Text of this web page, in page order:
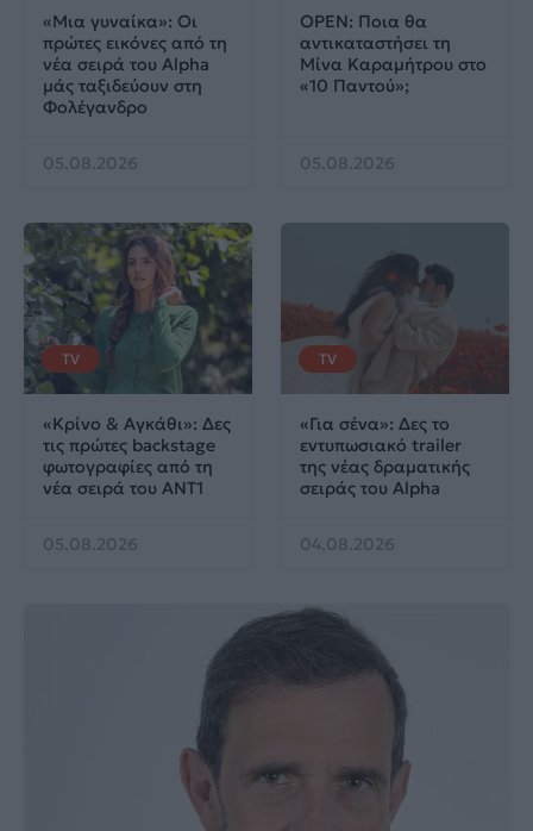
«Μια γυναίκα»: Οι
πρώτες εικόνες από τη
νέα σειρά του Alpha
μάς ταξιδεύουν στη
Φολέγανδρο
05.08.2026
OPEN: Ποια θα
αντικαταστήσει τη
Μίνα Καραμήτρου στο
«10 Παντού»;
05.08.2026
TV
«Κρίνο & Αγκάθι»: Δες
τις πρώτες backstage
φωτογραφίες από τη
νέα σειρά του ΑΝΤ1
05.08.2026
TV
«Για σένα»: Δες το
εντυπωσιακό trailer
της νέας δραματικής
σειράς του Alpha
04.08.2026